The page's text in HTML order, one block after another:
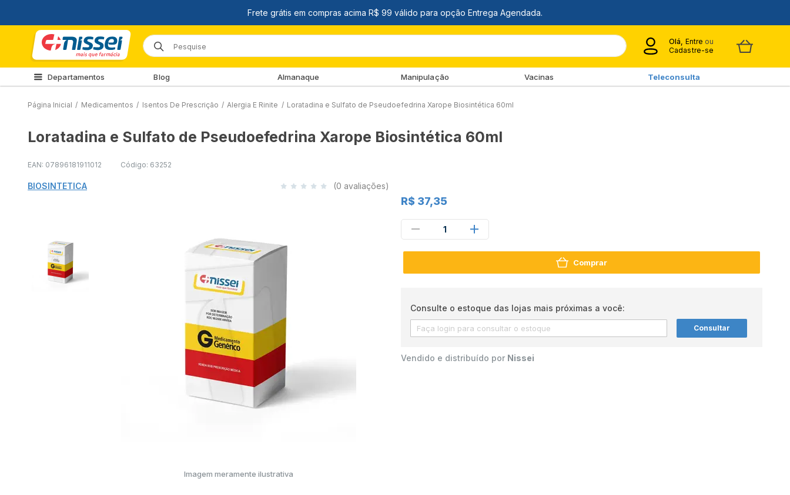
Olá, Entre ou
Cadastre-se
Departamentos Blog Almanaque Manipulação Vacinas Teleconsulta
Página Inicial / Medicamentos / Isentos De Prescrição / Alergia E Rinite / Loratadina e Sulfato de Pseudoefedrina Xarope Biosintética 60ml
Loratadina e Sulfato de Pseudoefedrina Xarope Biosintética 60ml
EAN: 07896181911012 Código: 63252
BIOSINTETICA (0 avaliações)
Imagem meramente ilustrativa
R$ 37,35
1
Comprar
Consulte o estoque das lojas mais próximas a você:
Consultar
Vendido e distribuído por Nissei